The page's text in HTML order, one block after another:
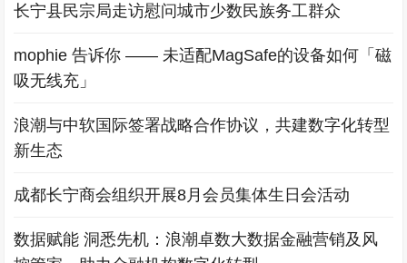
长宁县民宗局走访慰问城市少数民族务工群众
mophie 告诉你 —— 未适配MagSafe的设备如何「磁
吸无线充」
浪潮与中软国际签署战略合作协议，共建数字化转型
新生态
成都长宁商会组织开展8月会员集体生日会活动
数据赋能 洞悉先机：浪潮卓数大数据金融营销及风